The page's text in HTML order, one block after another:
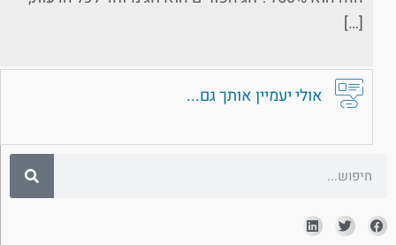
[…]
אולי יעמיין אותך גם...